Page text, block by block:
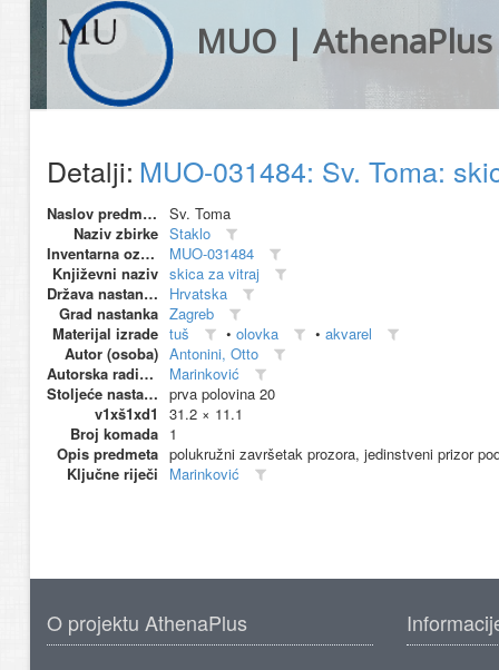
MUO | AthenaPlus
Detalji: MUO-031484: Sv. Toma:
Naslov predmeta
Sv. Toma
Naziv zbirke Staklo
Inventarna oznaka
MUO-031484
Književni naziv skica za vitraj
Država nastanka
Hrvatska
Grad nastanka Zagreb
Materijal izrade tuš • olovka • akvarel
Autor (osoba) Antonini, Otto
Autorska radionica (proizvođač)
Marinković
Stoljeće nastanka prva polovina 20
v1xš1xd1
31.2 × 11.1
Broj komada 1
Opis predmeta polukružni završetak prozora, jedinstveni prizor
Ključne riječi
Marinković
O projektu AthenaPlus